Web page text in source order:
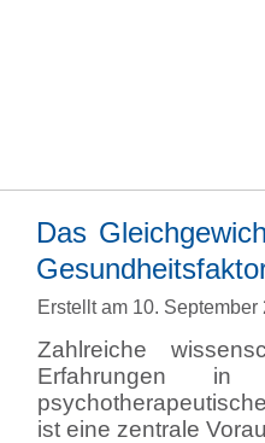
Das
Erstellt am 10.
Zahlreiche
Erfahrungen
ist eine zentrale